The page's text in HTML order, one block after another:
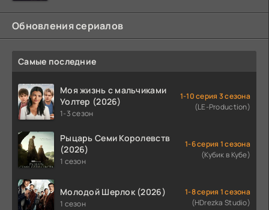
Обновления сериалов
Самые последние
Моя жизнь с мальчиками
Уолтер (2026)
1-3 сезон
1-10 серия 3 сезона
(LE-Production)
Рыцарь Семи Королевств
(2026)
1 сезон
1-6 серия 1 сезона
(Кубик в Кубе)
Молодой Шерлок (2026)
1 сезон
1-8 серия 1 сезона
(HDrezka Studio)